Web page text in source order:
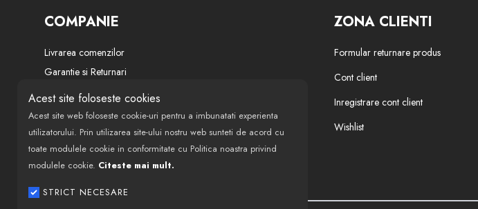
Acest site foloseste cookies
Acest site web foloseste cookie-uri pentru a imbunatati experienta
utilizatorului. Prin utilizarea site-ului nostru web sunteti de acord cu
toate modulele cookie in conformitate cu Politica noastra privind
modulele cookie. Citeste mai mult.
STRICT NECESARE
COMPANIE
Livrarea comenzilor
Garantie si Returnari
Termeni si conditii
Politica de confidentialitate
Despre noi
Modalitati de finantare si plata
Politica de utilizare cookie-uri
ANPC
ZONA CLIENTI
Formular returnare produs
Cont client
Inregistrare cont client
Wishlist